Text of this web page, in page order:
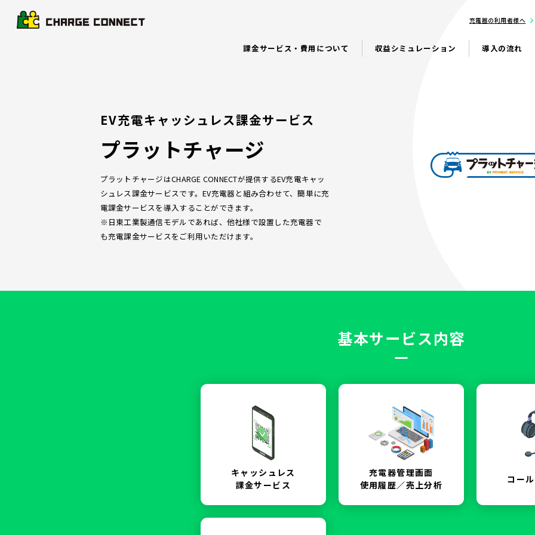
充電器の利用者様へ
課金サービス・費用について 収益シミュレーション 導入の流れ
EV充電キャッシュレス課金サービス
プラットチャージ
プラットチャージはCHARGE CONNECTが提供するEV充電キャッ
シュレス課金サービスです。EV充電器と組み合わせて、簡単に充
電課金サービスを導入することができます。
※日東工業製通信モデルであれば、他社様で設置した充電器で
も充電課金サービスをご利用いただけます。
基本サービス内容
キャッシュレス
課金サービス
充電器管理画面
使用履歴／売上分析
コー